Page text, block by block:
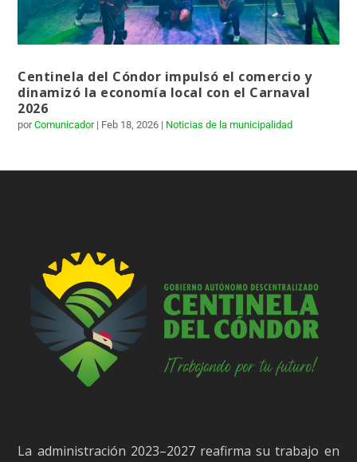
Centinela del Cóndor impulsó el comercio y
dinamizó la economía local con el Carnaval
2026
porComunicador| Feb 18, 2026 | Noticias de la municipalidad
La administración 2023–2027 reafirma su trabajo en